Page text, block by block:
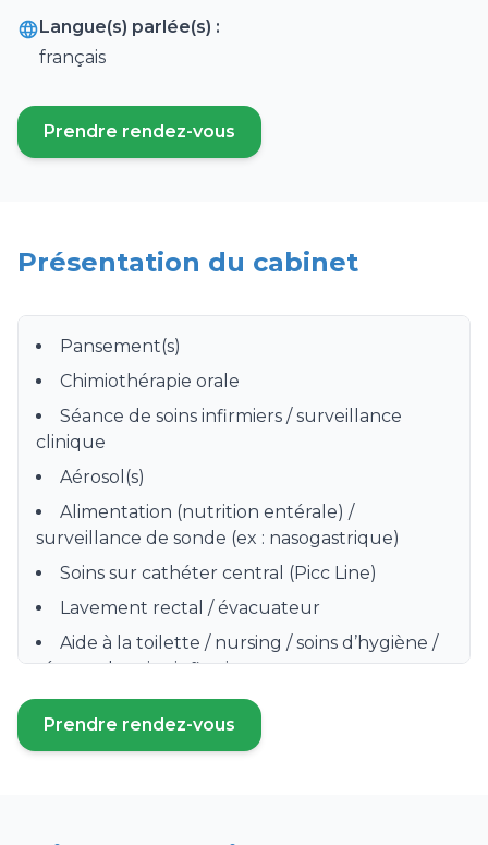
Langue(s) parlée(s) :
français
Prendre rendez-vous
(ouvre un nouvel onglet)
Présentation du cabinet
Pansement(s)
Chimiothérapie orale
Séance de soins infirmiers / surveillance
clinique
Aérosol(s)
Alimentation (nutrition entérale) /
surveillance de sonde (ex : nasogastrique)
Soins sur cathéter central (Picc Line)
Lavement rectal / évacuateur
Aide à la toilette / nursing / soins d’hygiène /
séance de soins infirmiers
Préparation, distribution et surveillance de
prise de médicament
Prendre rendez-vous
(ouvre un nouvel onglet)